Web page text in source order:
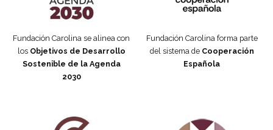
Fundación Carolina se alinea con
los Objetivos de Desarrollo
Sostenible de la Agenda
2030
Fundación Carolina forma parte
del sistema de Cooperación
Española